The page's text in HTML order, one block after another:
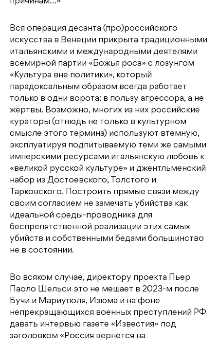
причинам…»
Вся операция десанта (про)российского
искусства в Венеции прикрыта традиционными
итальянскими и международными деятелями
всемирной партии «Божья роса» с лозунгом
«Культура вне политики», который
парадоксальным образом всегда работает
только в одни ворота: в пользу агрессора, а не
жертвы. Возможно, многих из них российские
кураторы (отнюдь не только в культурном
смысле этого термина) используют втемную,
эксплуатируя подпитываемую теми же самыми
имперскими ресурсами итальянскую любовь к
«великой русской культуре» и джентльменский
набор из Достоевского, Толстого и
Тарковского. Построить прямые связи между
своим согласием не замечать убийства как
идеальной среды-проводника для
беспрепятственной реализации этих самых
убийств и собственными бедами большинство
не в состоянии.
Во всяком случае, директору проекта Пьер
Паоло Шельси это не мешает в 2023-м после
Бучи и Мариуполя, Изюма и на фоне
непрекращающихся военных преступлений РФ
давать интервью газете «Известия» под
заголовком «Россия вернется на